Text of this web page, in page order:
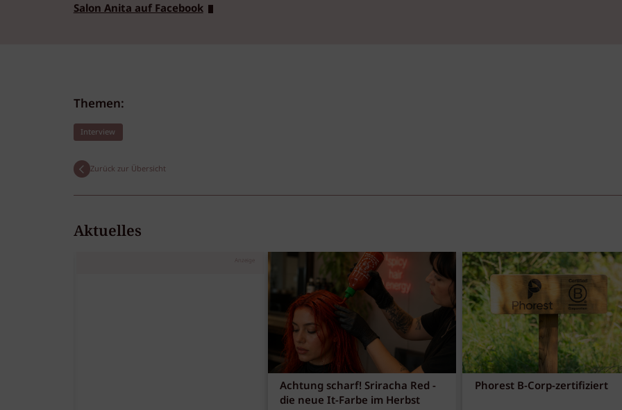
Salon Anita auf Facebook
Themen:
Interview
Zurück zur Übersicht
Aktuelles
Anzeige
Achtung scharf! Sriracha Red -
die neue It-Farbe im Herbst
Phorest B-Corp-zertifiziert